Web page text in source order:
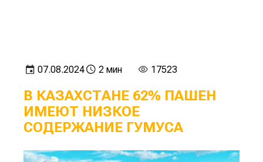
07.08.2024 2 мин 17523
В КАЗАХСТАНЕ 62% ПАШЕН
ИМЕЮТ НИЗКОЕ
СОДЕРЖАНИЕ ГУМУСА